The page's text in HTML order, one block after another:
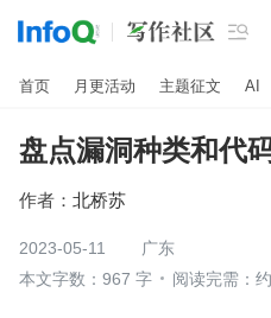

首页 月更活动 主题征文 AI
盘点漏洞种类和代
作者： 北桥苏
2023-05-11
广东
本文字数：967 字
阅读完需：